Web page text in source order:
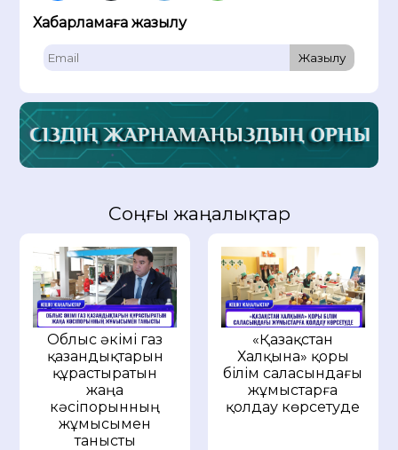
Хабарламаға жазылу
Жазылу
Соңғы жаңалықтар
Облыс әкімі газ
қазандықтарын
құрастыратын
жаңа
кәсіпорынның
жұмысымен
танысты
«Қазақстан
Халқына» қоры
білім саласындағы
жұмыстарға
қолдау көрсетуде